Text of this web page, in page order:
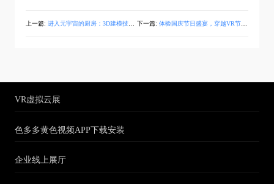
上一篇: 进入元宇宙的厨房：3D建模技术为您带来逼真的美食体验 下一篇: 体验国庆节日盛宴，穿越VR节日主题展，感受全景浸入式乐趣！
VR虚拟云展
色多多黄色视频APP下载安装
企业线上展厅